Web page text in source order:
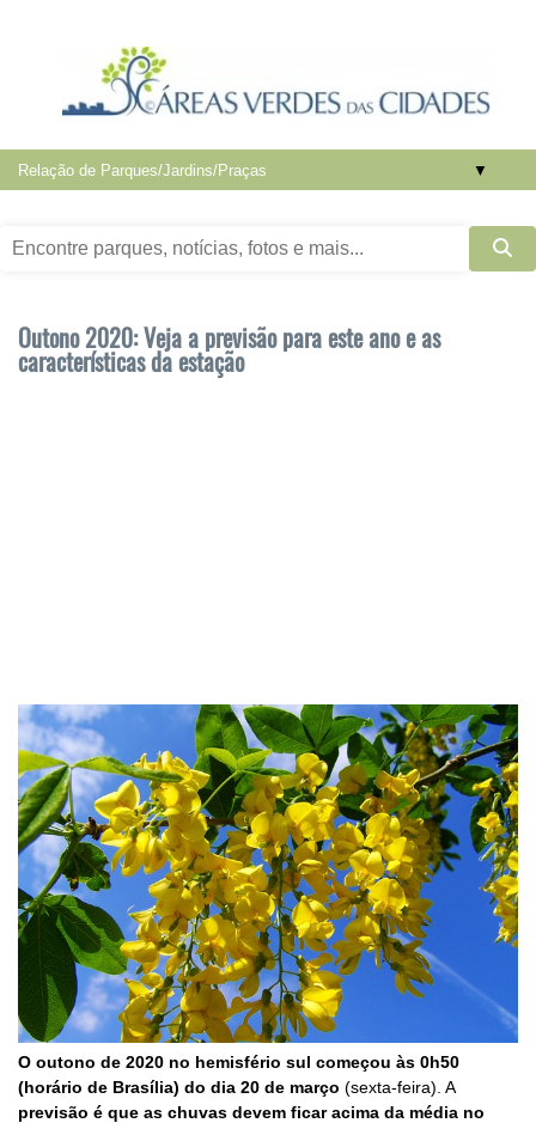
▼
Outono 2020: Veja a previsão para este ano e as
características da estação
O outono de 2020 no hemisfério sul começou às 0h50
(horário de Brasília) do dia 20 de março (sexta-feira). A
previsão é que as chuvas devem ficar acima da média no